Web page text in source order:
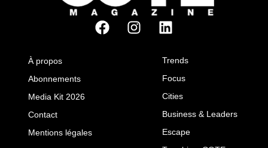
À propos
Abonnements
Media Kit 2026
Contact
Mentions légales
Trends
Focus
Cities
Business & Leaders
Escape